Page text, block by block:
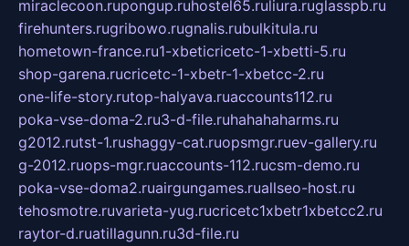
miraclecoon.rupongup.ruhostel65.ruliura.ruglasspb.ru
firehunters.rugribowo.rugnalis.rubulkitula.ru
hometown-france.ru1-xbeticricetc-1-xbetti-5.ru
shop-garena.rucricetc-1-xbetr-1-xbetcc-2.ru
one-life-story.rutop-halyava.ruaccounts112.ru
poka-vse-doma-2.ru3-d-file.ruhahahaharms.ru
g2012.rutst-1.rushaggy-cat.ruopsmgr.ruev-gallery.ru
g-2012.ruops-mgr.ruaccounts-112.rucsm-demo.ru
poka-vse-doma2.ruairgungames.ruallseo-host.ru
tehosmotre.ruvarieta-yug.rucricetc1xbetr1xbetcc2.ru
raytor-d.ruatillagunn.ru3d-file.ru